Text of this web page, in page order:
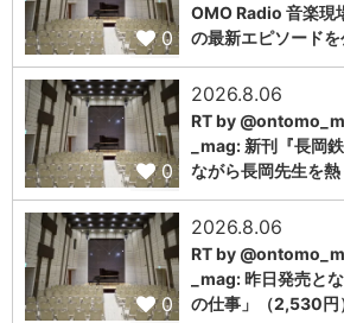
0
OMO Radio 音楽現
の最新エピソード
0
2026.8.06
RT by
_mag: 新刊『長岡
ながら長岡先生を
0
2026.8.06
RT by
_mag: 昨日発売と
の仕事」（2,530円